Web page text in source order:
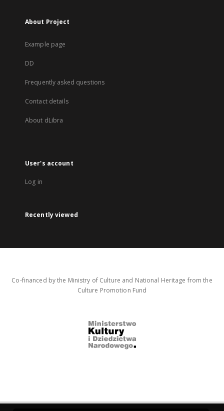
About Project
Example page
DD
Frequently asked questions
Contact details
About dLibra
User's account
Log in
Recently viewed
Co-financed by the Ministry of Culture and National Heritage from the
Culture Promotion Fund